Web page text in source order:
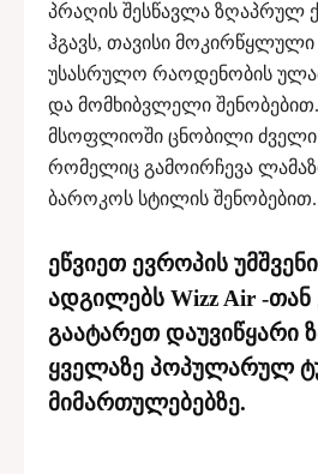
პრაღის შესწავლა ზღაპრულ
ჰგავს, თავისი მოკირწყლული
უსასრულო რაოდენობის
და მომხიბვლელი შენობებით.
მსოფლიოში ცნობილი ძველი
რომელიც გამოირჩევა
ბაროკოს სტილის შენობებით.
ეწვიეთ ევროპის
ადგილებს Wizz Air -
გაატარეთ დაუვიწყარი
ყველაზე პოპულარულ
მიმართულებებზე.